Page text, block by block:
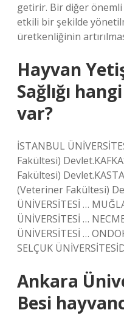
getirir. Bir diğer önemli
etkili bir şekilde
üretkenliğinin
Hayvan
Sağlığı
var?
İSTANBUL
Fakültesi)
Fakültesi)
(Veteriner Fakültesi)
ÜNİVERSİTESİ …
ÜNİVERSİTESİ …
ÜNİVERSİTESİ …
SELÇUK
Ankara
Besi